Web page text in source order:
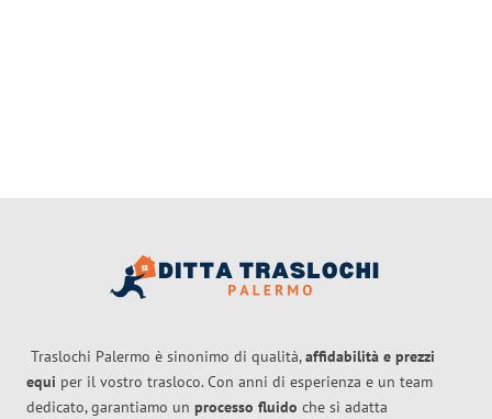
Traslochi Palermo è sinonimo di qualità,affidabilità e prezzi
equi per il vostro trasloco. Con anni di esperienza e un team
dedicato, garantiamo un processo fluido che si adatta